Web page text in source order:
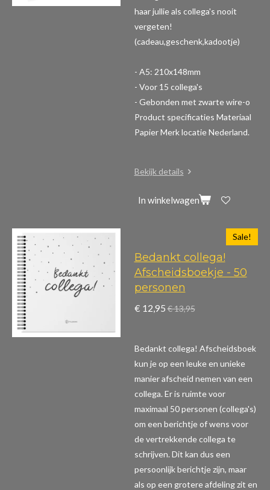
haar jullie als collega's nooit
vergeten!
(cadeau,geschenk,kadootje)
- A5: 210x148mm
- Voor 15 collega's
- Gebonden met zwarte wire-o
Product specificaties Materiaal
Papier Merk locatie Nederland.
Bekijk details
In winkelwagen
Sale!
Bedankt collega!
Afscheidsboekje - 50
personen
€ 12,95 € 13,95
Bedankt collega! Afscheidsboek
kun je op een leuke en unieke
manier afscheid nemen van een
collega. Er is ruimte voor
maximaal 50 personen (collega's)
om een berichtje of wens voor
de vertrekkende collega te
schrijven. Dit kan dus een
persoonlijk berichtje zijn, maar
als op een grotere afdeling zit en